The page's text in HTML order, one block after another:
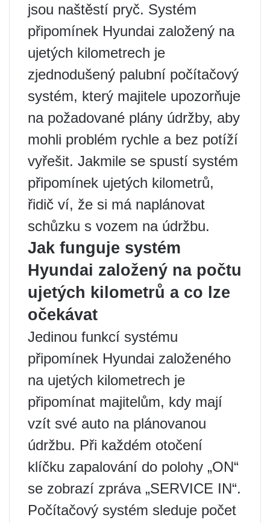
jsou naštěstí pryč. Systém
připomínek Hyundai založený na
ujetých kilometrech je
zjednodušený palubní počítačový
systém, který majitele upozorňuje
na požadované plány údržby, aby
mohli problém rychle a bez potíží
vyřešit. Jakmile se spustí systém
připomínek ujetých kilometrů,
řidič ví, že si má naplánovat
schůzku s vozem na údržbu.
Jak funguje systém
Hyundai založený na počtu
ujetých kilometrů a co lze
očekávat
Jedinou funkcí systému
připomínek Hyundai založeného
na ujetých kilometrech je
připomínat majitelům, kdy mají
vzít své auto na plánovanou
údržbu. Při každém otočení
klíčku zapalování do polohy „ON“
se zobrazí zpráva „SERVICE IN“.
Počítačový systém sleduje počet